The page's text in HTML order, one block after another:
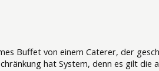
Buffet von einem Caterer, der
hat System, denn es gilt die